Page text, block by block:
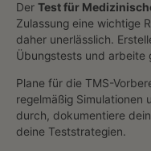
Der Test für
Zulassung eine wichtige
daher unerlässlich.
Übungstests und arbeite
Plane für die TMS-
regelmäßig Simulationen
durch, dokumentiere
deine Teststrategien.